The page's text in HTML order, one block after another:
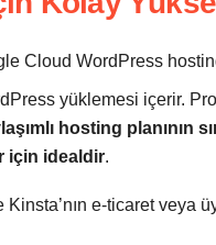
Cloud WordPress
yüklemesi içerir.
hosting planının
için idealdir.
e-ticaret veya